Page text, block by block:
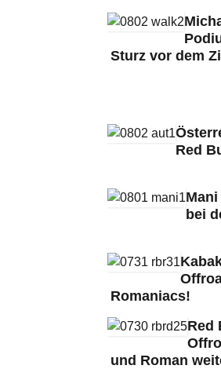
Sturz vor dem
Red
bei
Romaniacs!
Red
und Roman